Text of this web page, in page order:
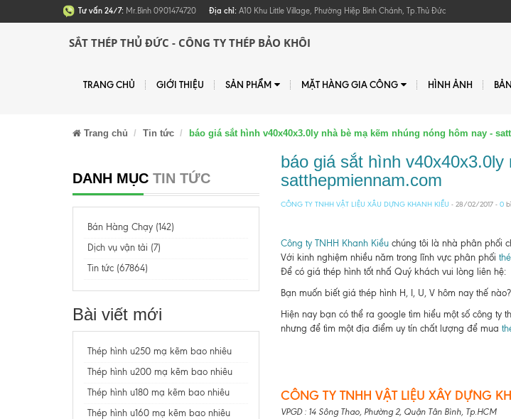
Tư vấn 24/7: Mr.Bình 0901474720 Địa chỉ: A10 Khu Little Village, Phường Hiệp Bình Chánh, Tp.Thủ Đức
SẮT THÉP THỦ ĐỨC - CÔNG TY THÉP BẢO KHÔI
TRANG CHỦ GIỚI THIỆU SẢN PHẨM MẶT HÀNG GIA CÔNG HÌNH ẢNH
Trang chủ Tin tức báo giá sắt hình v40x40x3.0ly nhà bè mạ kẽm nhúng nóng hôm nay -
DANH MỤC TIN TỨC
Bán Hàng Chạy (142)
Dịch vụ vận tải (7)
Tin tức (67864)
Bài viết mới
Thép hình u250 mạ kẽm bao nhiêu
Thép hình u200 mạ kẽm bao nhiêu
Thép hình u180 mạ kẽm bao nhiêu
Thép hình u160 mạ kẽm bao nhiêu
báo giá sắt hình
satthepmiennam.com
CÔNG TY TNHH VẬT LIỆU XÂU DỰNG KHANH KIỀU - 28/02/2017 - 0
Công ty TNHH Khanh Kiềuchúng tôi là nhà phân phối
Với kinh nghiệm nhiều năm trong lĩnh vực phân phối
Để có giá thép hình tốt nhấ Quý khách vui lòng liên hệ:
Bạn muốn biết giá thép hình H, I, U, V hôm nay thế
Hiện nay bạn có thể ra google tìm hiểu một số công
nhưng để tìm một địa điểm uy tín chất lượng để mua
CÔNG TY TNHH VẬT LIỆU XÂY DỰNG
VPGD : 14 Sông Thao, Phường 2, Quận Tân Bình, Tp.HCM